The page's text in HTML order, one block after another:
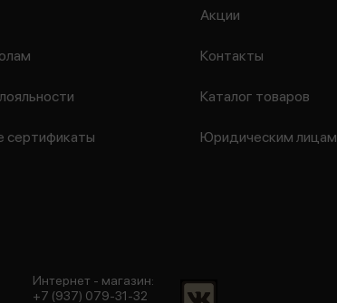
сертификаты
Акции
Контакты
Каталог товаров
Юридическим лицам
Интернет - магазин:
+7 (937) 079-31-32